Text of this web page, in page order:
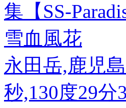
集【SS-
雪血風花
永田岳,鹿児
秒,130度29分